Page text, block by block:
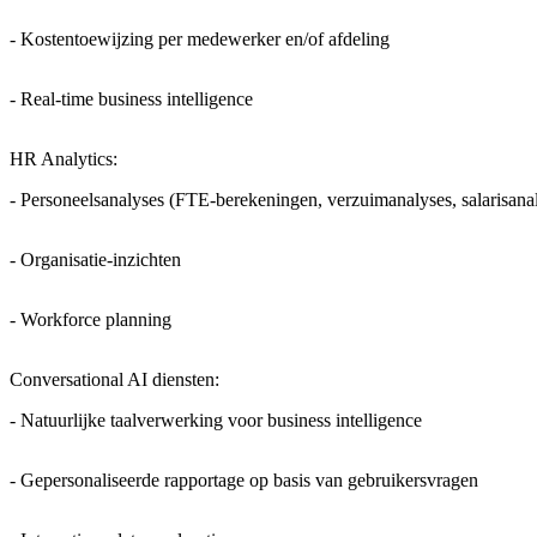
- Kostentoewijzing per medewerker en/of afdeling
- Real-time business intelligence
HR Analytics:
- Personeelsanalyses (FTE-berekeningen, verzuimanalyses,
- Organisatie-inzichten
- Workforce planning
Conversational AI diensten:
- Natuurlijke taalverwerking voor business intelligence
- Gepersonaliseerde rapportage op basis van gebruikersvragen